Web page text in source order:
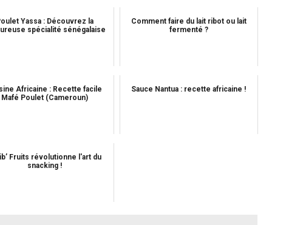
Yassa : Découvrez la
spécialité sénégalaise
Comment faire du lait ribot ou lait
fermenté ?
Africaine : Recette facile
Mafé Poulet (Cameroun)
Sauce Nantua : recette africaine !
Fruits révolutionne l'art du
snacking !